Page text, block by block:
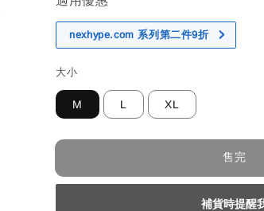
nexhype.com 系列第二件9折
大小
M L XL
售完
補貨時提醒